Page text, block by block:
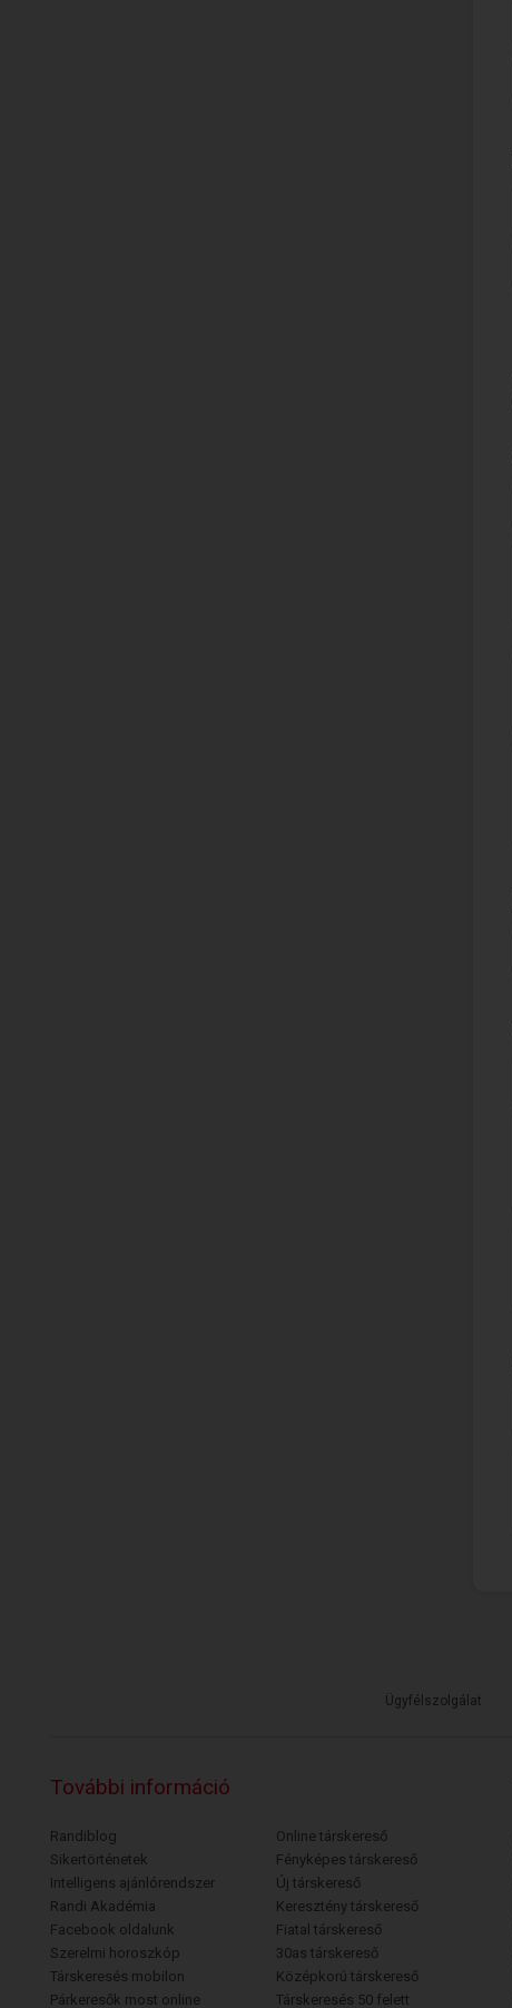
Ügyfélszolgálat
További információ
Randiblog
Sikertörténetek
Intelligens ajánlórendszer
Randi Akadémia
Facebook oldalunk
Szerelmi horoszkóp
Társkeresés mobilon
Párkeresők most online
Online társkereső
Fényképes társkereső
Új társkereső
Keresztény társkereső
Fiatal társkereső
30as társkereső
Középkorú társkereső
Társkeresés 50 felett